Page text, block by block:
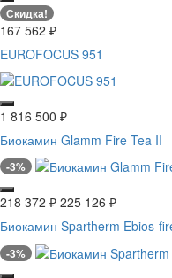
Скидка!
167 562 ₽
EUROFOCUS 951
1 816 500 ₽
Биокамин Glamm Fire Tea II
-3%
218 372 ₽ 225 126 ₽
Биокамин Spartherm Ebios-
-3%